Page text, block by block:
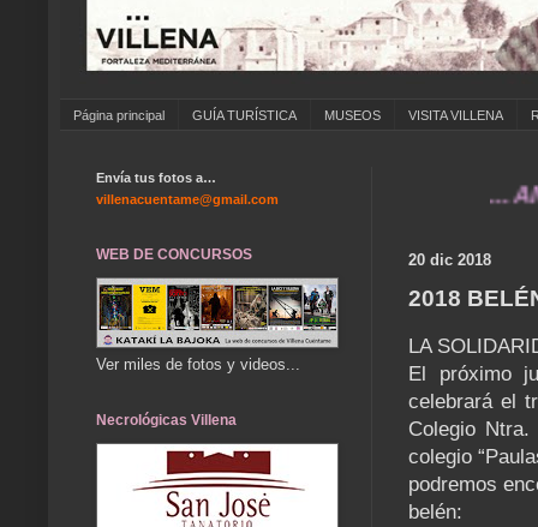
Página principal GUÍA TURÍSTICA MUSEOS VISITA VILLENA
...
20 dic 2018
2018
LA
El próximo
celebrará el
Colegio
colegio
podremos
belén:
Envía tus fotos a…
villenacuentame@gmail.com
WEB DE CONCURSOS
Ver miles de fotos y videos...
Necrológicas Villena